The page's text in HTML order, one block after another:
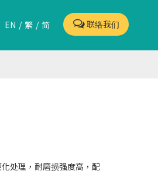
EN / 繁 / 简 联络我们
处理，耐磨损强度高，配